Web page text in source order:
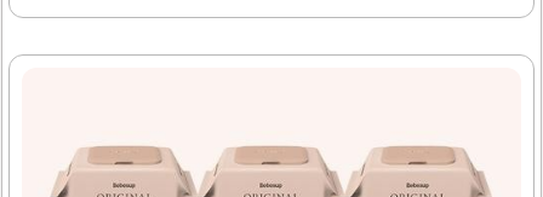
즘처럼 불확실한 경제 상황에서 이 꿈은 경제적 안정과 미래
준비의 중요성을 일깨워주는 좋은 신호일 수 있어요. 오늘은
서 동전을 저금통에 채우는 모습은 재정적 절약과 미래를 위
한 준비를 상징해요. 이 꿈은 작은 금액이라도 꾸준히 모으면